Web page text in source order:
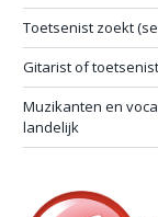
Toetsenist zoekt
Gitarist of
Muzikanten en
landelijk